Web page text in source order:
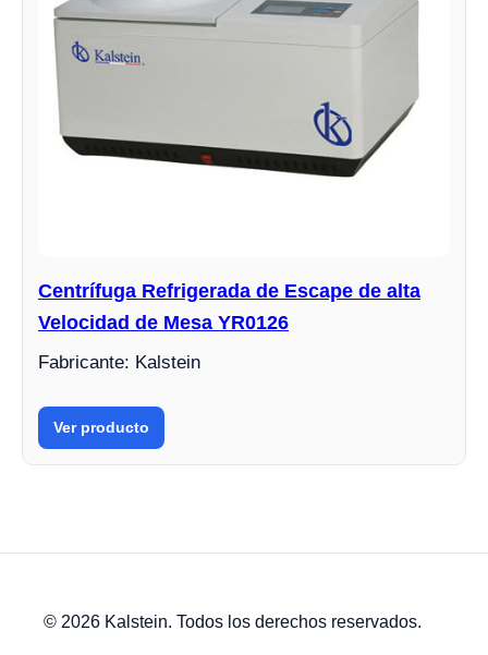
Centrífuga Refrigerada de Escape de alta
Velocidad de Mesa YR0126
Fabricante: Kalstein
Ver producto
© 2026 Kalstein. Todos los derechos reservados.